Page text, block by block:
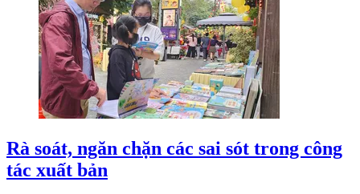
Rà soát, ngăn chặn các sai sót trong công
tác xuất bản